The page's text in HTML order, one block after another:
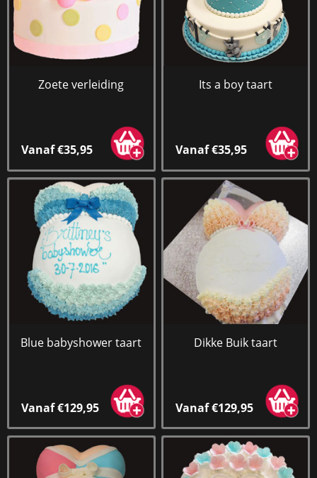
Zoete verleiding
Vanaf €35,95
Its a boy taart
Vanaf €35,95
Blue babyshower taart
Vanaf €129,95
Dikke Buik taart
Vanaf €129,95